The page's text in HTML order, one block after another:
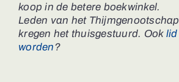
koop in de betere boekwinkel.
Leden van het Thijmgenootschap
kregen het thuisgestuurd. Ook lid
worden?